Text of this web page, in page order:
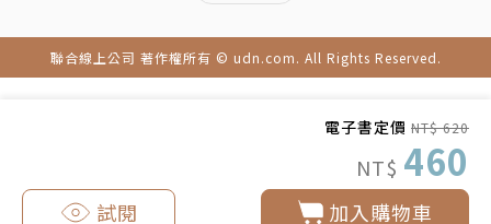
電子書定價 NT$ 620
NT$ 460
加入購物車
試閱
聯合線上公司 著作權所有 © udn.com. All Rights Reserved.